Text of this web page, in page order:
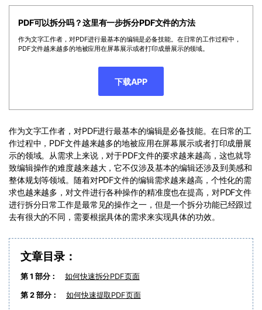
帮助中心
客服热线：4000-300624
万兴PDF 安卓版
万兴PDF iOS版
PDF合并工具
PDF转换器
PDF加密
PDF批量工具
PDF提取页面
PDF表格
PDF页面调整
PDF注释
PDF OCR
经销商招募
产品支持
用户指南
常见问题
产品资讯
01.热门软件
02.转换PDF
03.编辑PDF
查看更多 >
PDF可以拆分吗？这里有一步拆分PDF文件的方法
作为文字工作者，对PDF进行最基本的编辑是必备技能。在日常的工作过程中，
PDF文件越来越多的地被应用在屏幕展示或者打印成册展示的领域。
下载APP
作为文字工作者，对PDF进行最基本的编辑是必备技能。在日常的工
作过程中，PDF文件越来越多的地被应用在屏幕展示或者打印成册展
示的领域。从需求上来说，对于PDF文件的要求越来越高，这也就导
致编辑操作的难度越来越大，它不仅涉及基本的编辑还涉及到美感和
整体规划等领域。随着对PDF文件的编辑需求越来越高，个性化的需
求也越来越多，对文件进行各种操作的精准度也在提高，对PDF文件
进行拆分日常工作是最常见的操作之一，但是一个拆分功能已经跟过
去有很大的不同，需要根据具体的需求来实现具体的功效。
文章目录：
第 1 部分： 如何快速拆分PDF页面
第 2 部分： 如何快速提取PDF页面